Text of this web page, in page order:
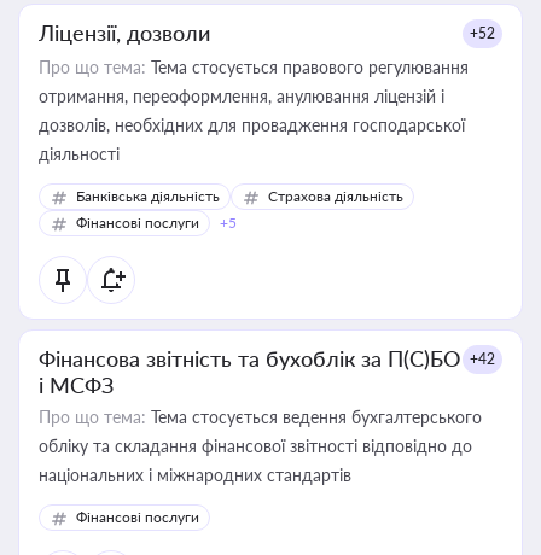
Ліцензії, дозволи +52
Про що тема: Тема стосується правового регулювання
отримання, переоформлення, анулювання ліцензій і
дозволів, необхідних для провадження господарської
діяльності
Банківська діяльність
Страхова діяльність
Фінансові послуги
+5
Фінансова звітність та бухоблік за П(С)БО
і МСФЗ
+42
Про що тема: Тема стосується ведення бухгалтерського
обліку та складання фінансової звітності відповідно до
національних і міжнародних стандартів
Фінансові послуги